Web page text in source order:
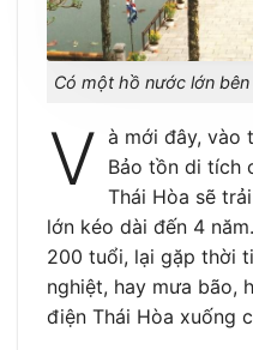
Có một hồ nước lớn
V à mới đây, vào
Bảo tồn di tích
Thái Hòa sẽ
lớn kéo dài đến 4
200 tuổi, lại gặp thời
nghiệt, hay mưa bão,
điện Thái Hòa xuống